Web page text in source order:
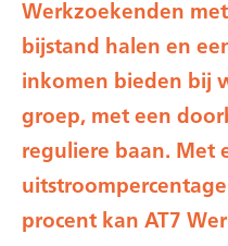
Werkzoekenden
bijstand halen en
inkomen bieden bij
groep, met een
reguliere baan. Met
procent kan AT7